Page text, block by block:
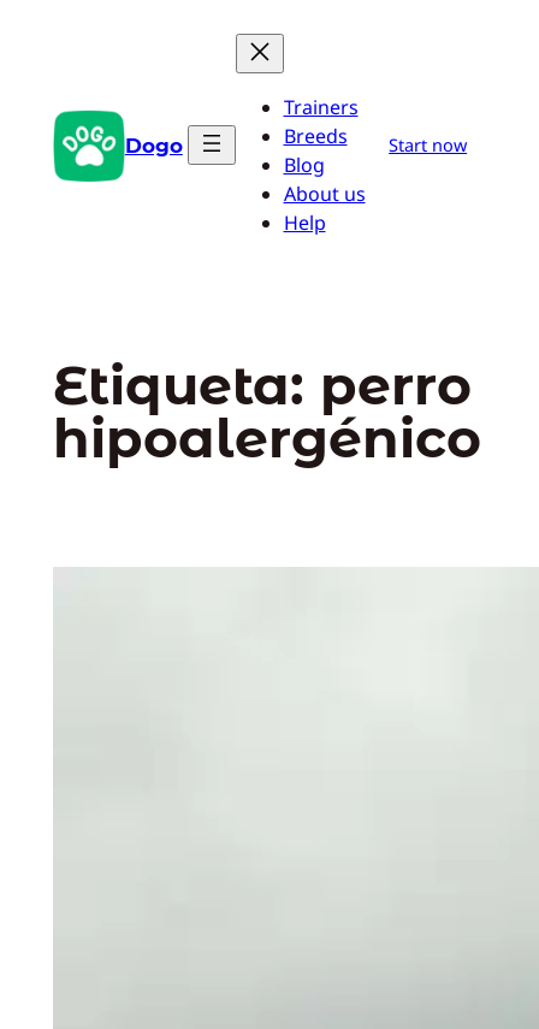
Dogo
Trainers
Breeds
Blog
About us
Help
Start now
Etiqueta: perro
hipoalergénico